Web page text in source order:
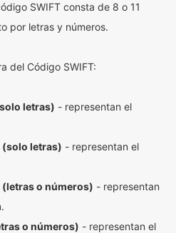
SWIFT consta de 8 o 11
por letras y números.
del Código SWIFT:
letras) - representan el
(solo letras) - representan el
o números) - representan
o números) - representan el